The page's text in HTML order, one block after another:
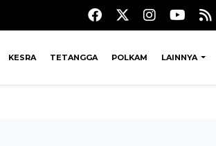
KESRA TETANGGA POLKAM LAINNYA